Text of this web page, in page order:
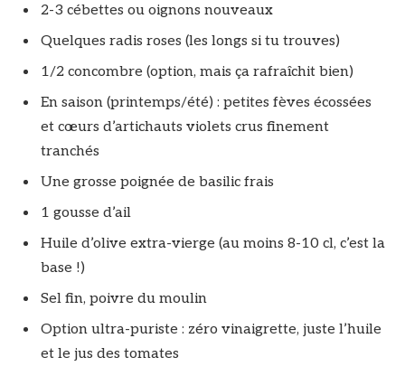
2-3 cébettes ou oignons nouveaux
Quelques radis roses (les longs si tu trouves)
1/2 concombre (option, mais ça rafraîchit bien)
En saison (printemps/été) : petites fèves écossées
et cœurs d’artichauts violets crus finement
tranchés
Une grosse poignée de basilic frais
1 gousse d’ail
Huile d’olive extra-vierge (au moins 8-10 cl, c’est la
base !)
Sel fin, poivre du moulin
Option ultra-puriste : zéro vinaigrette, juste l’huile
et le jus des tomates